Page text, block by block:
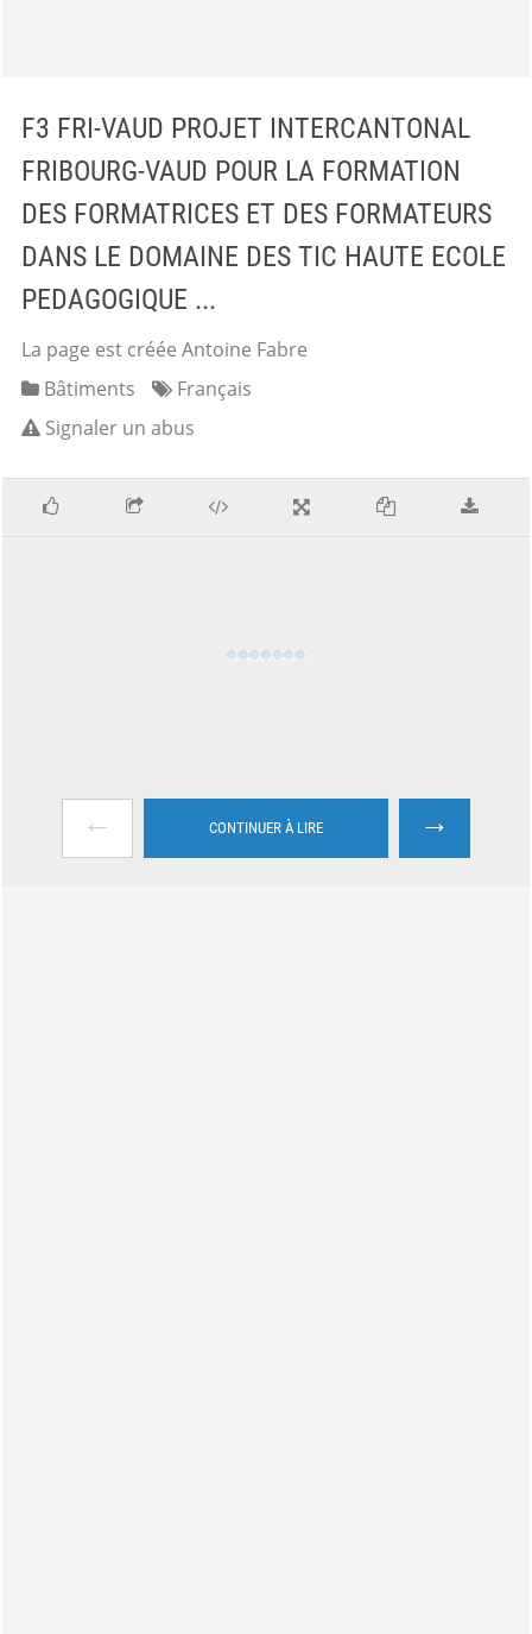
F3 FRI-VAUD PROJET INTERCANTONAL
FRIBOURG-VAUD POUR LA FORMATION
DES FORMATRICES ET DES FORMATEURS
DANS LE DOMAINE DES TIC HAUTE ECOLE
PEDAGOGIQUE ...
La page est créée Antoine Fabre
Bâtiments
Français
Signaler un abus
← CONTINUER À LIRE →